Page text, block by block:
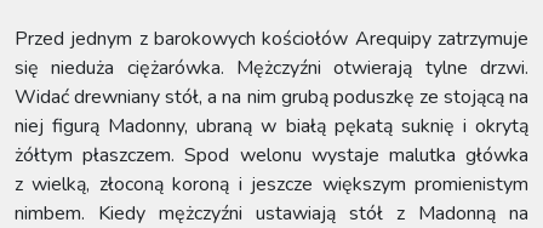
Przed jednym z barokowych kościołów Arequipy zatrzymuje
się nieduża ciężarówka. Mężczyźni otwierają tylne drzwi.
Widać drewniany stół, a na nim grubą poduszkę ze stojącą na
niej figurą Madonny, ubraną w białą pękatą suknię i okrytą
żółtym płaszczem. Spod welonu wystaje malutka główka
z wielką, złoconą koroną i jeszcze większym promienistym
nimbem. Kiedy mężczyźni ustawiają stół z Madonną na